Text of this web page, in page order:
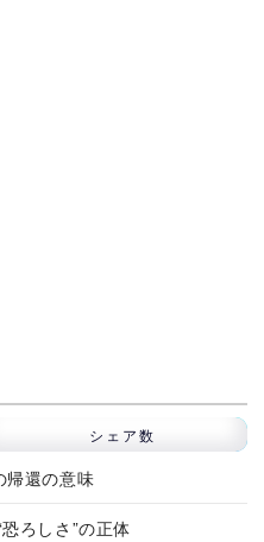
シェア数
帰還の意味
ろしさ”の正体